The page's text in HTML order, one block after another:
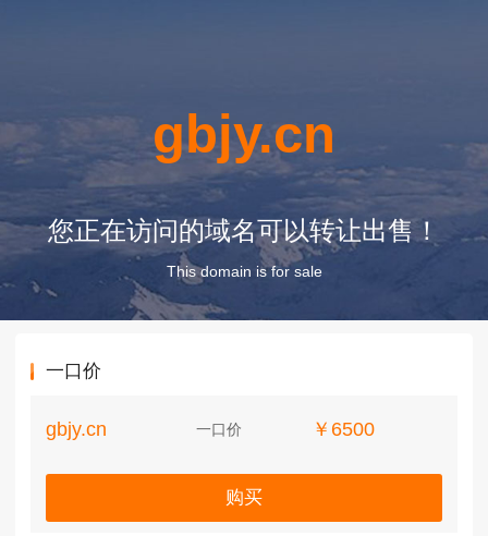
gbjy.cn
您正在访问的域名可以转让出售！
This domain is for sale
一口价
gbjy.cn 一口价 ￥6500
购买